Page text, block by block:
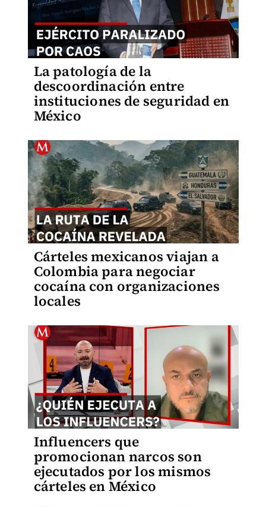
La patología de la
descoordinación entre
instituciones de seguridad en
México
Cárteles mexicanos viajan a
Colombia para negociar
cocaína con organizaciones
locales
Influencers que
promocionan narcos son
ejecutados por los mismos
cárteles en México